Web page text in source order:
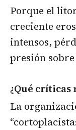
Porque el
creciente
intensos,
presión
¿Qué críticas
La